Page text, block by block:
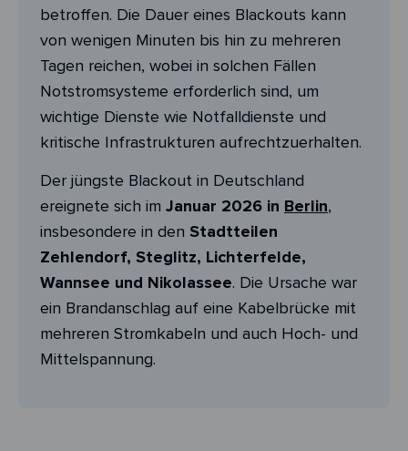
betroffen. Die Dauer eines Blackouts kann
von wenigen Minuten bis hin zu mehreren
Tagen reichen, wobei in solchen Fällen
Notstromsysteme erforderlich sind, um
wichtige Dienste wie Notfalldienste und
kritische Infrastrukturen aufrechtzuerhalten.
Der jüngste Blackout in Deutschland
ereignete sich im Januar 2026 in Berlin,
insbesondere in den Stadtteilen
Zehlendorf, Steglitz, Lichterfelde,
Wannsee und Nikolassee. Die Ursache war
ein Brandanschlag auf eine Kabelbrücke mit
mehreren Stromkabeln und auch Hoch- und
Mittelspannung.